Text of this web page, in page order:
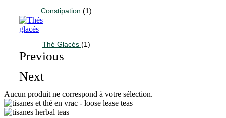
Constipation (1)
Thé Glacés (1)
Previous
Next
Aucun produit ne correspond à votre sélection.